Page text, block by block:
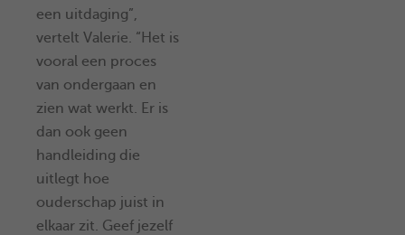
een uitdaging”,
vertelt Valerie. “Het is
vooral een proces
van ondergaan en
zien wat werkt. Er is
dan ook geen
handleiding die
uitlegt hoe
ouderschap juist in
elkaar zit. Geef jezelf